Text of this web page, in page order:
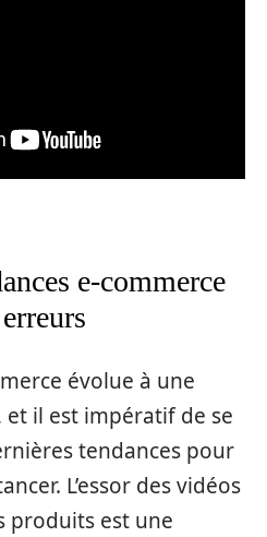
e-commerce
évolue à une
il est impératif de se
tendances pour
L’essor des vidéos
produits est une